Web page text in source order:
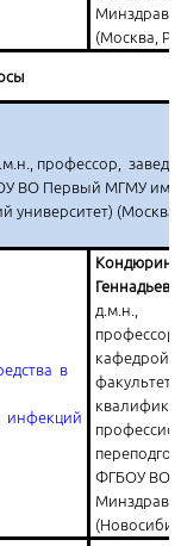
Минздрава
(Москва,
профессор,
ВО Первый МГМУ
университет)
в
инфекций
д.м.н.,
кафедрой
ФГБОУ ВО
Минздрава